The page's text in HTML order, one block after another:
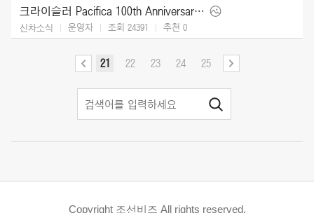
크라이슬러 Pacifica 100th Anniversary Edition (2026)
신차소식 운영자 조회 24391 추천 0
21 22 23 24 25
Copyright 조선비즈 All rights reserved.